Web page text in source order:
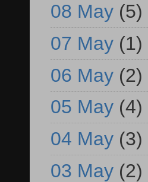
08 May (5)
07 May (1)
06 May (2)
05 May (4)
04 May (3)
03 May (2)